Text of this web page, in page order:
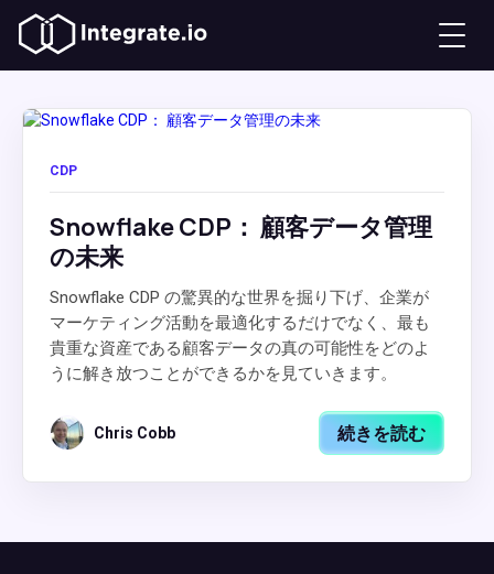
CDP
Snowflake CDP： 顧客データ管理
の未来
Snowflake CDP の驚異的な世界を掘り下げ、企業が
マーケティング活動を最適化するだけでなく、最も
貴重な資産である顧客データの真の可能性をどのよ
うに解き放つことができるかを見ていきます。
Chris Cobb 続きを読む